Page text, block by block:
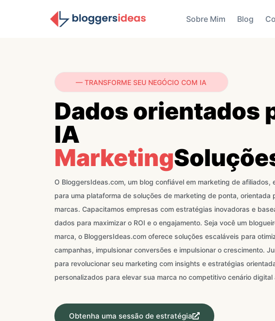
Sobre Mim Blog
— TRANSFORME SEU NEGÓCIO COM IA
Dados orientados
IA
Marketing
O BloggersIdeas.com, um blog confiável em marketing de afiliados,
para uma plataforma de soluções de marketing de ponta, orientada
marcas. Capacitamos empresas com estratégias inovadoras e
dados para maximizar o ROI e o engajamento. Seja você um
marca, o BloggersIdeas.com oferece soluções escaláveis ​​para
campanhas, impulsionar conversões e impulsionar o crescimento.
para revolucionar seu marketing com insights e estratégias
personalizados para elevar sua marca no competitivo cenário digital
Obtenha uma sessão de estratégia